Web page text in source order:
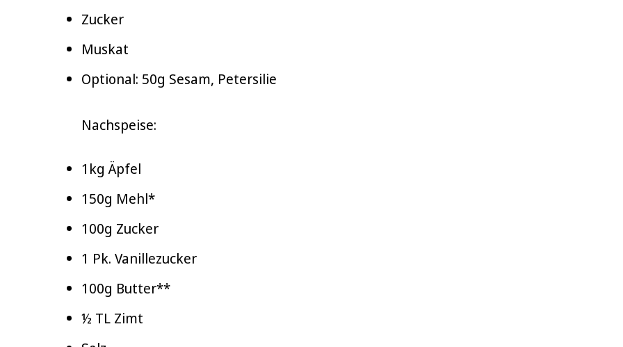
Zucker
Muskat
Optional: 50g Sesam, Petersilie
Nachspeise:
1kg Äpfel
150g Mehl*
100g Zucker
1 Pk. Vanillezucker
100g Butter**
½ TL Zimt